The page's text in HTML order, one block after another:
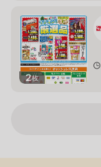
2枚